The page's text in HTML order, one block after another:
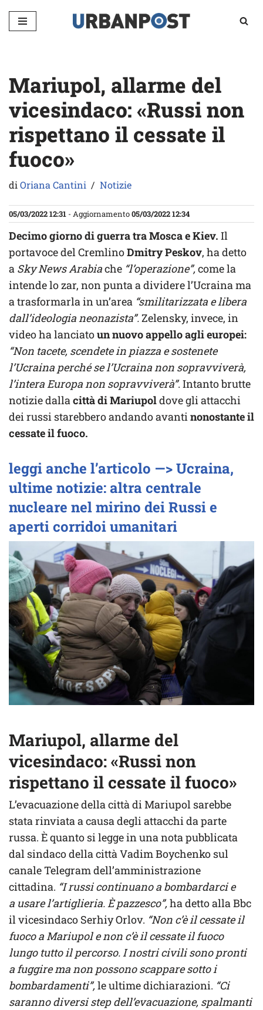
Vai
Mariupol, allarme del
vicesindaco: «Russi non
rispettano il cessate il
fuoco»
diOriana Cantini Notizie
05/03/2022 12:31 - Aggiornamento05/03/2022 12:34
Decimo giorno di guerra tra Mosca e Kiev. Il
portavoce del CremlinoDmitry Peskov, ha detto
a Sky News Arabiache “l’operazione”,come la
intende lo zar, non punta a dividere l’Ucraina ma
a trasformarla in un’area “smilitarizzata e libera
dall’ideologia neonazista”.Zelensky, invece, in
video ha lanciatoun nuovo appello agli europei:
“Non tacete, scendete in piazza e sostenete
l’Ucraina perché se l’Ucraina non sopravviverà,
l’intera Europa non sopravviverà”. Intanto brutte
notizie dallacittà di Mariupoldove gli attacchi
dei russi starebbero andando avantinonostante il
cessate il fuoco.
leggi anche l’articolo —> Ucraina,
ultime notizie: altra centrale
nucleare nel mirino dei Russi e
aperti corridoi umanitari
Mariupol, allarme del
vicesindaco: «Russi non
rispettano il cessate il fuoco»
L’evacuazione della città di Mariupol sarebbe
stata rinviata a causa degli attacchi da parte
russa. È quanto si legge in una nota pubblicata
dal sindaco della città Vadim Boychenko sul
canale Telegram dell’amministrazione
cittadina. “I russi continuano a bombardarci e
a usare l’artiglieria. È pazzesco”,ha detto alla Bbc
il vicesindaco Serhiy Orlov. “Non c’è il cessate il
fuoco a Mariupol e non c’è il cessate il fuoco
lungo tutto il percorso. I nostri civili sono pronti
a fuggire ma non possono scappare sotto i
bombardamenti”,le ultime dichiarazioni. “Ci
saranno diversi step dell’evacuazione, spalmanti